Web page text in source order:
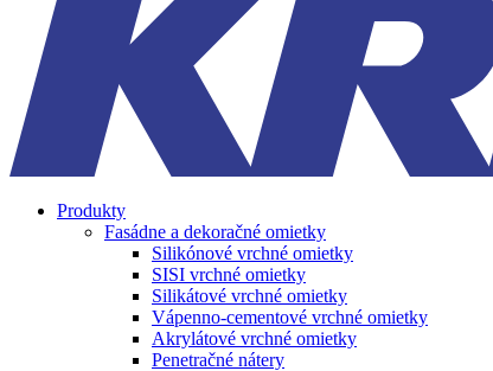
Produkty
Fasádne a dekoračné omietky
Silikónové vrchné omietky
SISI vrchné omietky
Silikátové vrchné omietky
Vápenno-cementové vrchné omietky
Akrylátové vrchné omietky
Penetračné nátery